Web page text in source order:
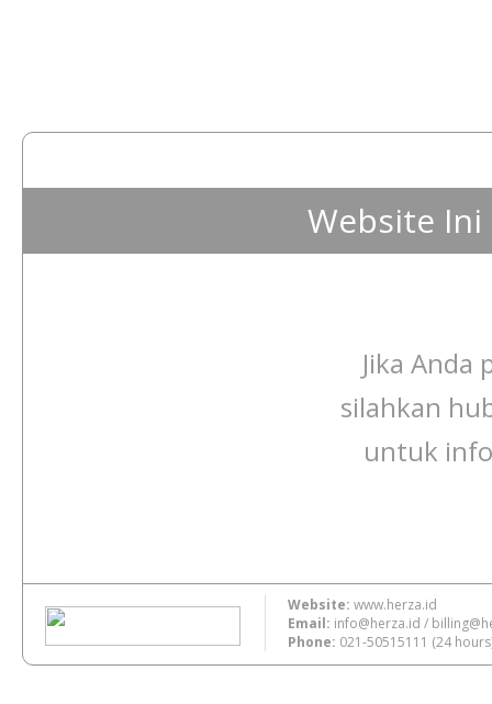
Website Ini
Jika Anda
silahkan
untuk
Website: www.herza.id
Email: info@herza.id /
Phone: 021-50515111 (24